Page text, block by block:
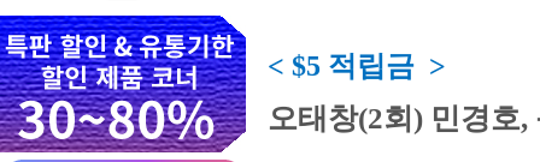
< $5 적립금 >
오태창(2회) 민경호,